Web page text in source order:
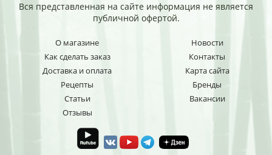
Вся представленная на сайте информация не является
публичной офертой.
О магазине
Как сделать заказ
Доставка и оплата
Рецепты
Статьи
Отзывы
Новости
Контакты
Карта сайта
Бренды
Вакансии